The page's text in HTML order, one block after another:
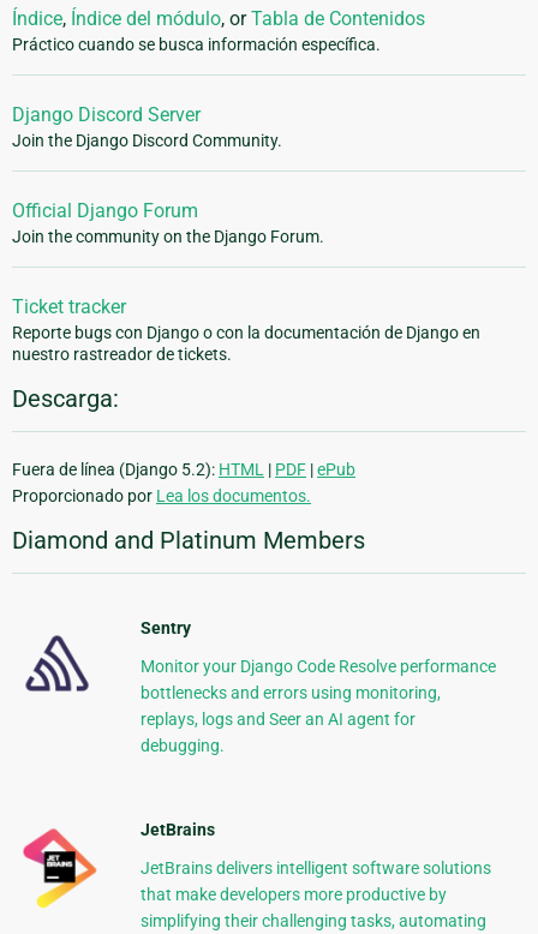
Índice, Índice del módulo, orTabla de Contenidos
Práctico cuando se busca información específica.
Django Discord Server
Join the Django Discord Community.
Official Django Forum
Join the community on the Django Forum.
Ticket tracker
Reporte bugs con Django o con la documentación de Django en
nuestro rastreador de tickets.
Descarga:
Fuera de línea (Django 5.2): HTML | PDF |ePub
Proporcionado por Lea los documentos.
Diamond and Platinum Members
Sentry
Monitor your Django Code Resolve performance
bottlenecks and errors using monitoring,
replays, logs and Seer an AI agent for
debugging.
JetBrains
JetBrains delivers intelligent software solutions
that make developers more productive by
simplifying their challenging tasks, automating